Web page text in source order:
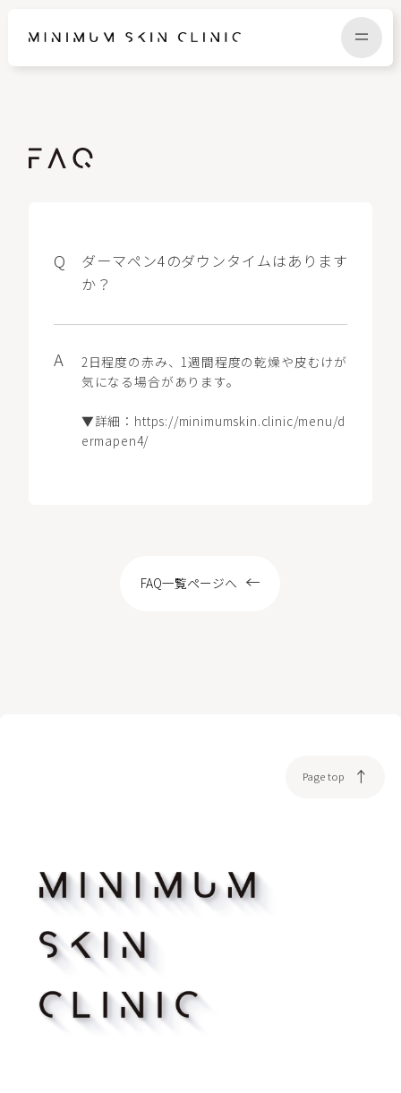
ダーマペン4のダウンタイムはあります
か？
2日程度の赤み、1週間程度の乾燥や皮むけが
気になる場合があります。
▼詳細： https://minimumskin.clinic/menu/d
ermapen4/
FAQ一覧ページへ
Page top
CAMPAIGN RECRUIT